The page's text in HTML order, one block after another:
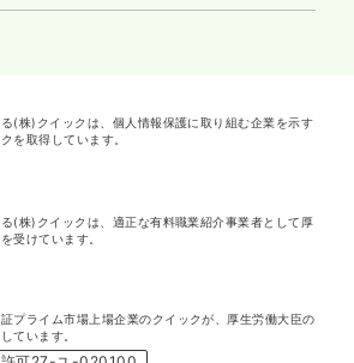
(株)クイックは、個人情報保護に取り組む企業を示す
を取得しています。
(株)クイックは、適正な有料職業紹介事業者として厚
受けています。
プライム市場上場企業のクイックが、厚生労働大臣の
ています。